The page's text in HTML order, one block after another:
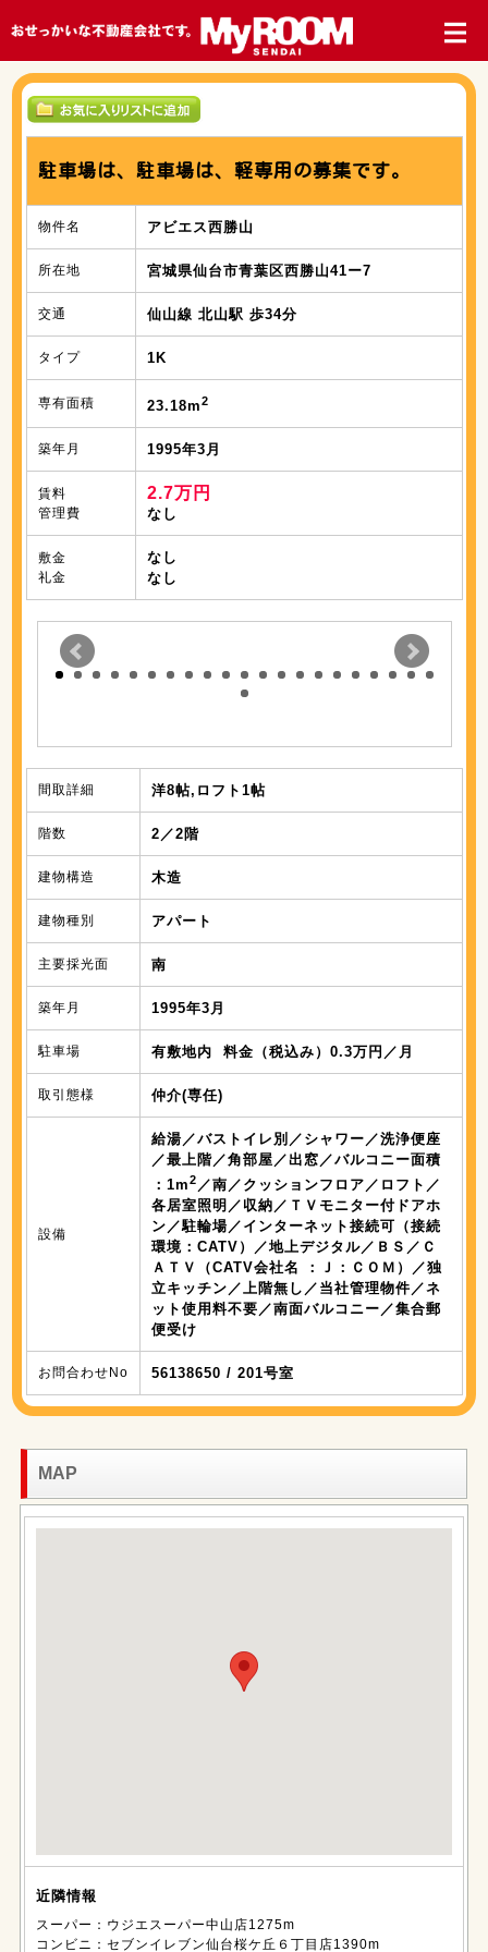
駐車場は、駐車場は、軽専用の募集です。
物件名 アビエス西勝山
所在地 宮城県仙台市青葉区西勝山41ー7
交通 仙山線 北山駅 歩34分
タイプ 1K
専有面積 23.18m2
築年月 1995年3月
賃料
管理費
2.7万円
なし
敷金
礼金
なし
なし
間取詳細 洋8帖,ロフト1帖
階数 2／2階
建物構造 木造
建物種別 アパート
主要採光面 南
築年月 1995年3月
駐車場 有敷地内 料金（税込み）0.3万円／月
取引態様 仲介(専任)
設備
給湯／バストイレ別／シャワー／洗浄便座
／最上階／角部屋／出窓／バルコニー面積
：1m2 ／南／クッションフロア／ロフト／
各居室照明／収納／ＴＶモニター付ドアホ
ン／駐輪場／インターネット接続可（接続
環境：CATV）／地上デジタル／ＢＳ／Ｃ
ＡＴＶ（CATV会社名 ：Ｊ：ＣＯＭ）／独
立キッチン／上階無し／当社管理物件／ネ
ット使用料不要／南面バルコニー／集合郵
便受け
お問合わせNo 56138650 / 201号室
MAP
近隣情報
スーパー：ウジエスーパー中山店1275m
コンビニ：セブンイレブン仙台桜ケ丘６丁目店1390m